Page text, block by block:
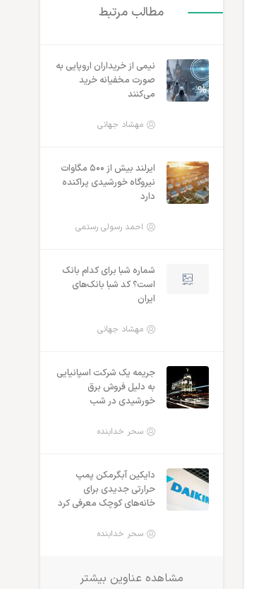
مطالب مرتبط
نیمی از خریداران اروپایی به
صورت مخفیانه خرید
می‌کنند
مهشاد جهانی
ایرلند بیش از ۵۰۰ مگاوات
نیروگاه خورشیدی پراکنده
دارد
احمد رسولی رستمی
شماره شبا برای کدام بانک
است؟ کد شبا بانک‌های
ایران
مهشاد جهانی
جریمه یک شرکت اسپانیایی
به دلیل فروش برق
خورشیدی در شب
سحر خدابنده
دایکین آبگرمکن پمپ
حرارتی جدیدی برای
خانه‌های کوچک معرفی کرد
سحر خدابنده
مشاهده عناوین بیشتر